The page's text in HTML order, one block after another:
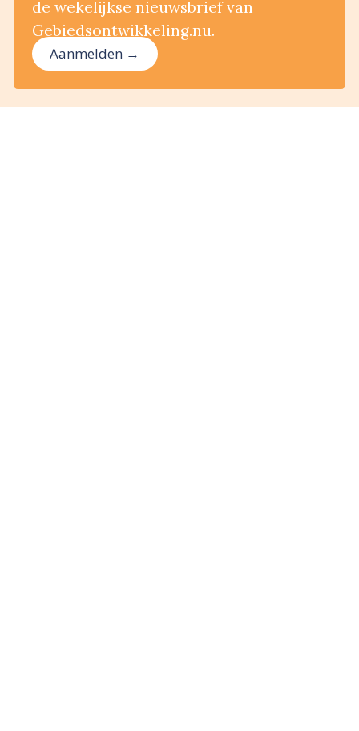
de wekelijkse nieuwsbrief van
Gebiedsontwikkeling.nu.
Aanmelden →